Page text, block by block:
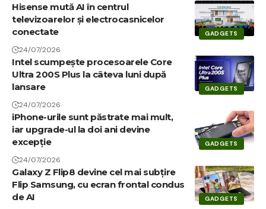
GADGETS
Hisense mută AI în centrul
televizoarelor și electrocasnicelor
conectate
24/07/2026
GADGETS
Intel scumpește procesoarele Core
Ultra 200S Plus la câteva luni după
lansare
24/07/2026
GADGETS
iPhone-urile sunt păstrate mai mult,
iar upgrade-ul la doi ani devine
excepție
24/07/2026
GADGETS
Galaxy Z Flip8 devine cel mai subțire
Flip Samsung, cu ecran frontal condus
de AI